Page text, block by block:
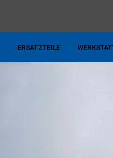
ERSATZTEILE